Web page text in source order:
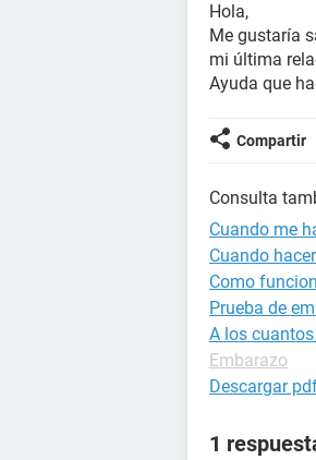
Hola,
Me gustaría
mi última
Ayuda que
Compartir
Consulta
Cuando me
Cuando
Como
Prueba de
A los
Embarazo
Descargar
1